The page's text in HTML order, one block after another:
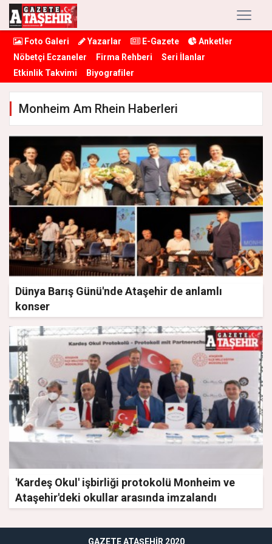
Foto Galeri Yazarlar E-Gazete
Anketler
Nöbetçi Eczaneler
Firma Rehberi
Seri İlanlar
Etkinlik Takvimi
Biyografiler
Monheim Am Rhein Haberleri
Dünya Barış Günü'nde Ataşehir de anlamlı
konser
'Kardeş Okul' işbirliği protokolü Monheim ve
Ataşehir'deki okullar arasında imzalandı
GAZETE ATAŞEHIR 2020